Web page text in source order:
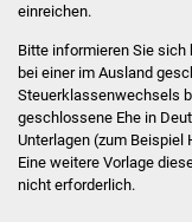
einreichen.
Bitte informieren Sie sich
bei einer im Ausland
Steuerklassenwechsels
geschlossene Ehe in
Unterlagen (zum Beispiel
Eine weitere Vorlage
nicht erforderlich.